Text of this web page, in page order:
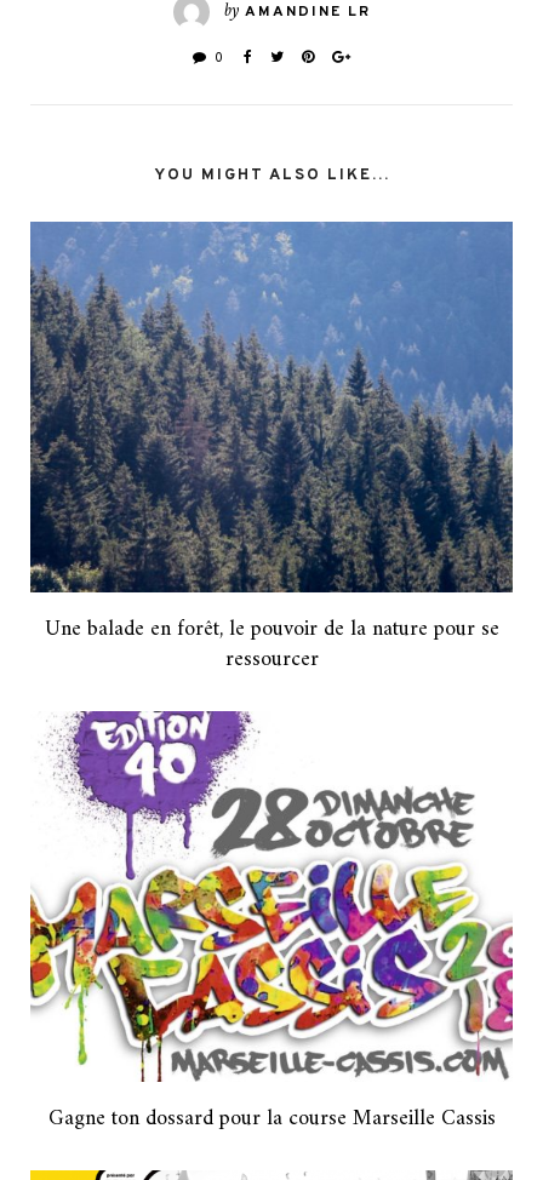
by AMANDINE LR
0
YOU MIGHT ALSO LIKE...
Une balade en forêt, le pouvoir de la nature pour se
ressourcer
Gagne ton dossard pour la course Marseille Cassis